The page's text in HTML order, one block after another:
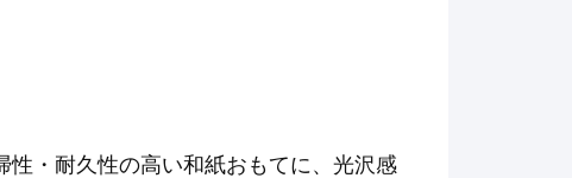
性・耐久性の高い和紙おもてに、光沢感